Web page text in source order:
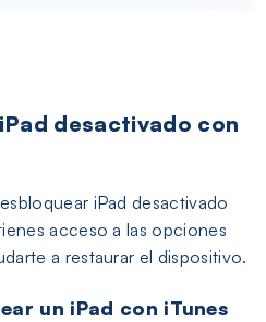
desactivado con
iPad desactivado
acceso a las opciones
a restaurar el dispositivo.
un iPad con iTunes